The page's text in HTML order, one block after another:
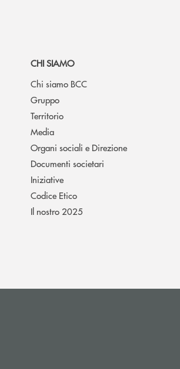
CHI SIAMO
Chi siamo BCC
Gruppo
Territorio
Media
Organi sociali e Direzione
Documenti societari
Iniziative
Codice Etico
Il nostro 2025